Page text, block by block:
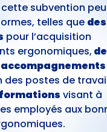
cette subvention
telles que
pour l’acquisition
ergonomiques,
des postes de
visant à
employés aux